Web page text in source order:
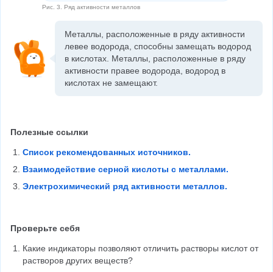
Рис. 3. Ряд активности металлов
Металлы, расположенные в ряду активности
левее водорода, способны замещать водород
в кислотах. Металлы, расположенные в ряду
активности правее водорода, водород в
кислотах не замещают.
Полезные ссылки
Список рекомендованных источников.
Взаимодействие серной кислоты с металлами.
Электрохимический ряд активности металлов.
Проверьте себя
Какие индикаторы позволяют отличить растворы кислот от
растворов других веществ?